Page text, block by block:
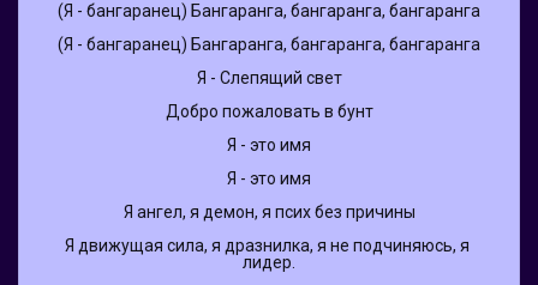
(Я - бангаранец) Бангаранга, бангаранга, бангаранга
(Я - бангаранец) Бангаранга, бангаранга, бангаранга
Я - Слепящий свет
Добро пожаловать в бунт
Я - это имя
Я - это имя
Я ангел, я демон, я псих без причины
Я движущая сила, я дразнилка, я не подчиняюсь, я
лидер.